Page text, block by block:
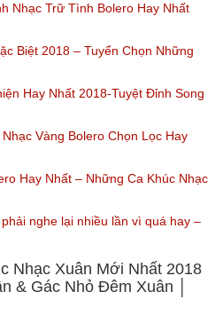
Nhạc Trữ Tình Bolero Hay Nhất
Biệt 2018 – Tuyển Chọn Những
Hay Nhất
Hay Nhất 2018-Tuyệt Đỉnh Song
Ngọt NgàoVàng Bolero Chọn Lọc Hay
Hay Nhất – Những Ca Khúc Nhạc
nghe lại nhiều lần vì quá hay –
Nhạc Xuân Mới Nhất 2018
& Gác Nhỏ Đêm Xuân │